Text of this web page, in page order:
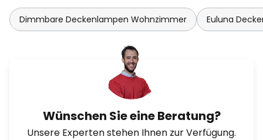
Dimmbare Deckenlampen Wohnzimmer Euluna
Wünschen Sie eine Beratung?
Unsere Experten stehen Ihnen zur Verfügung.